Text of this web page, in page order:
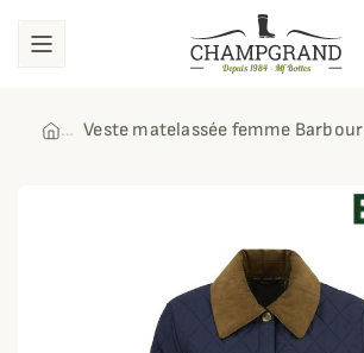
Veste matelassée femme Barbour